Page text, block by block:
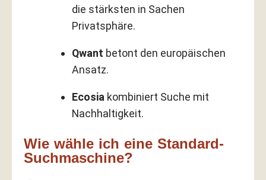
die stärksten in Sachen
Privatsphäre.
Qwant betont den europäischen
Ansatz.
Ecosia kombiniert Suche mit
Nachhaltigkeit.
Wie wähle ich eine Standard-
Suchmaschine?